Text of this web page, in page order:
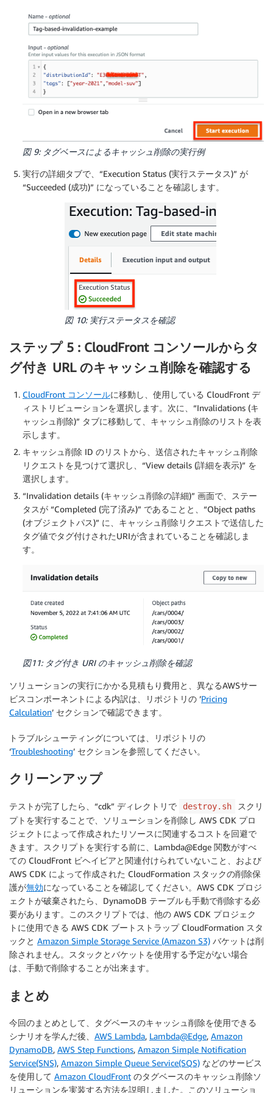
図 9: タグベースによるキャッシュ削除の実行例
実行の詳細タブで、“Execution Status (実行ステータス)” が
“Succeeded (成功)” になっていることを確認します。
図 10: 実行ステータスを確認
ステップ 5 : CloudFront コンソールからタ
グ付き URL のキャッシュ削除を確認する
CloudFront コンソールに移動し、使用している CloudFront デ
ィストリビューションを選択します。次に、“Invalidations (キ
ャッシュ削除)” タブに移動して、キャッシュ削除のリストを表
示します。
キャッシュ削除 ID のリストから、送信されたキャッシュ削除
リクエストを見つけて選択し、“View details (詳細を表示)” を
選択します。
“Invalidation details (キャッシュ削除の詳細)” 画面で、ステー
タスが “Completed (完了済み)” であることと、“Object paths
(オブジェクトパス)” に、キャッシュ削除リクエストで送信した
タグ値でタグ付けされたURIが含まれていることを確認しま
す。
図11: タグ付き URI のキャッシュ削除を確認
ソリューションの実行にかかる見積もり費用と、異なるAWSサー
ビスコンポーネントによる内訳は、リポジトリの ’Pricing
Calculation’ セクションで確認できます。
トラブルシューティングについては、リポジトリの
‘Troubleshooting’ セクションを参照してください。
クリーンアップ
テストが完了したら、“cdk” ディレクトリで destroy.sh
スクリ
プトを実行することで、ソリューションを削除し AWS CDK プロ
ジェクトによって作成されたリソースに関連するコストを回避で
きます。スクリプトを実行する前に、Lambda@Edge 関数がすべ
ての CloudFront ビヘイビアと関連付けられていないこと、および
AWS CDK によって作成された CloudFormation スタックの削除保
護が無効になっていることを確認してください。AWS CDK プロジ
ェクトが破棄されたら、DynamoDB テーブルも手動で削除する必
要があります。このスクリプトでは、他の AWS CDK プロジェク
トに使用できる AWS CDK ブートストラップ CloudFormation スタ
ックと Amazon Simple Storage Service (Amazon S3) バケットは削
除されません。スタックとバケットを使用する予定がない場合
は、手動で削除することが出来ます。
まとめ
今回のまとめとして、タグベースのキャッシュ削除を使用できる
シナリオを学んだ後、 AWS Lambda, Lambda@Edge, Amazon
DynamoDB, AWS Step Functions, Amazon Simple Notification
Service(SNS), Amazon Simple Queue Service(SQS) などのサービス
を使用して Amazon CloudFront のタグベースのキャッシュ削除ソ
リューションを実装する方法を説明しました。このソリューショ